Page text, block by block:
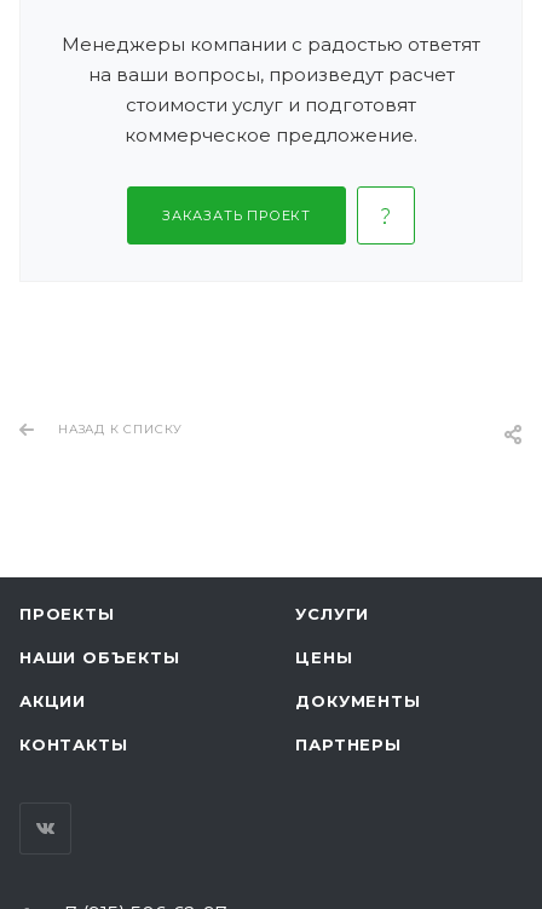
Менеджеры компании с радостью ответят
на ваши вопросы, произведут расчет
стоимости услуг и подготовят
коммерческое предложение.
ЗАКАЗАТЬ ПРОЕКТ
НАЗАД К СПИСКУ
ПРОЕКТЫ УСЛУГИ
НАШИ ОБЪЕКТЫ ЦЕНЫ
АКЦИИ ДОКУМЕНТЫ
КОНТАКТЫ ПАРТНЕРЫ